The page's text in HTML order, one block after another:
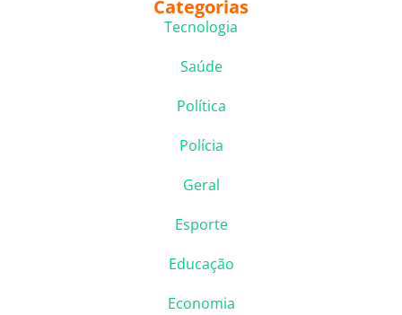
Categorias
Tecnologia
Saúde
Política
Polícia
Geral
Esporte
Educação
Economia